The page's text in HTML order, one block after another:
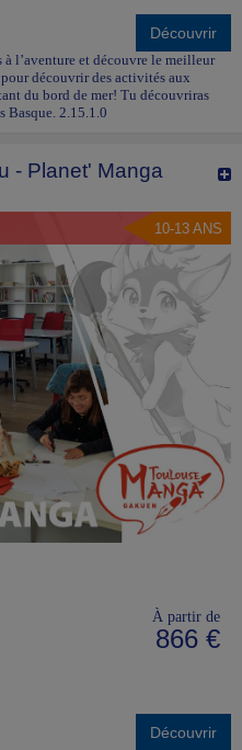
le déplacement vers la gare du
Lyon, Paris Montparnasse, gare
se retrouvent, pour prendre le
centre de vacances ou au
colo en train
Découvrir
l’aventure et découvre le meilleur
découvrir des activités aux
du bord de mer! Tu découvriras
Basque. 2.15.1.0
- Planet' Manga
10-13 ANS
À partir de
866 €
Découvrir